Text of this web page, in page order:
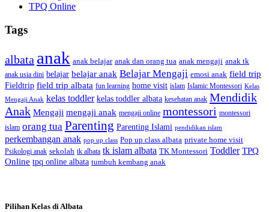
TPQ Online
Tags
albata anak anak belajar anak dan orang tua anak mengaji anak tk
anak usia dini belajar belajar anak Belajar Mengaji emosi anak field trip
Fieldtrip field trip albata fun learning home visit islam Islamic Montessori Kelas
Mengaji Anak kelas toddler kelas toddler albata kesehatan anak Mendidik
Anak Mengaji mengaji anak mengaji online montessori montessori
islam orang tua Parenting Parenting Islami pendidikan islam
perkembangan anak pop up class Pop up class albata private home visit
Psikologi anak sekolah tk albata tk islam albata TK Montessori Toddler TPQ
Online tpq online albata tumbuh kembang anak
Pilihan Kelas di Albata